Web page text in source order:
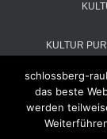
KULTUR
KULTUR PUR
schlossberg-
das beste
werden